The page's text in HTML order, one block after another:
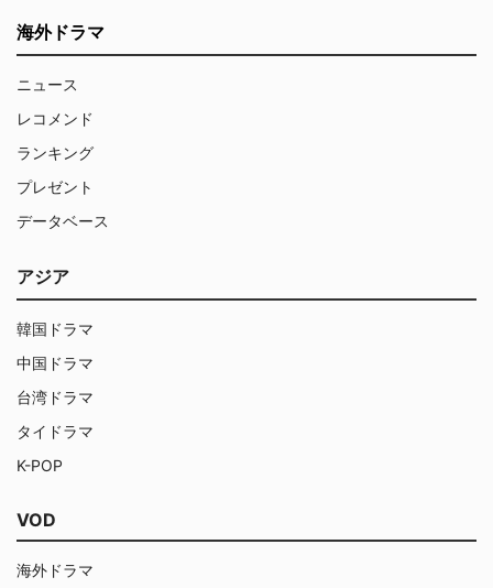
海外ドラマ
ニュース
レコメンド
ランキング
プレゼント
データベース
アジア
韓国ドラマ
中国ドラマ
台湾ドラマ
タイドラマ
K-POP
VOD
海外ドラマ